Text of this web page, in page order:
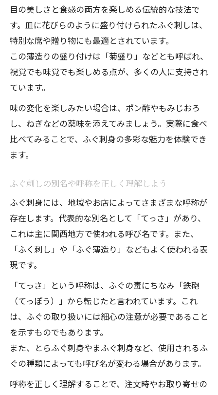
ント
ふぐお刺身の美しさを自宅で再現する方
法
目の美しさと食感の両方を楽しめる伝統的な技法で
す。皿に花びらのように盛り付けられたふぐ刺しは、
特別な席や贈り物にも最適とされています。
この薄造りの盛り付けは「菊盛り」などとも呼ばれ、
視覚でも味覚でも楽しめる点が、多くの人に支持され
ています。
味の変化を楽しみたい場合は、ポン酢やもみじおろ
し、ねぎなどの薬味を添えてみましょう。実際に食べ
比べてみることで、ふぐ刺身の多彩な魅力を体験でき
ます。
ふぐ刺しの別名や呼称を正しく理解しよう
ふぐ刺身には、地域やお店によってさまざまな呼称が
存在します。代表的な別名として「てっさ」があり、
これは主に関西地方で使われる呼び名です。また、
「ふく刺し」や「ふぐ薄造り」などもよく使われる表
現です。
「てっさ」という呼称は、ふぐの毒にちなみ「鉄砲
（てっぽう）」から転じたと言われています。これ
は、ふぐの取り扱いには細心の注意が必要であること
を示すものでもあります。
また、とらふぐ刺身やまふぐ刺身など、使用されるふ
ぐの種類によっても呼び名が変わる場合があります。
呼称を正しく理解することで、注文時やお取り寄せの